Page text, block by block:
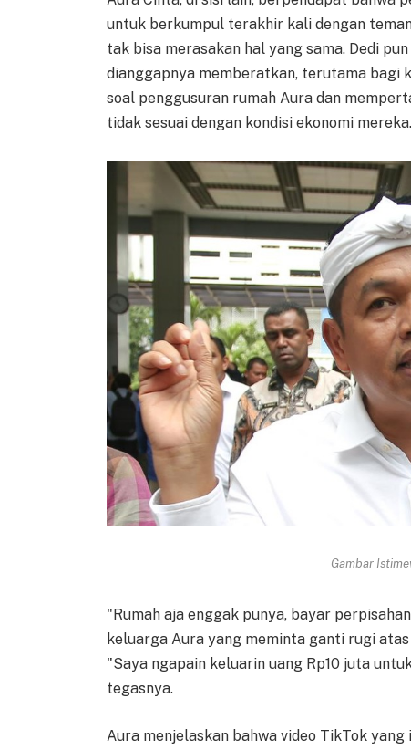
untuk berkumpul terakhir kali dengan
tak bisa merasakan hal yang sama. Dedi
dianggapnya memberatkan, terutama bagi
soal penggusuran rumah Aura dan
tidak sesuai dengan kondisi ekonomi mereka.
Gambar
"Rumah aja enggak punya, bayar
keluarga Aura yang meminta ganti rugi
"Saya ngapain keluarin uang Rp10 juta
tegasnya.
Aura menjelaskan bahwa video TikTok